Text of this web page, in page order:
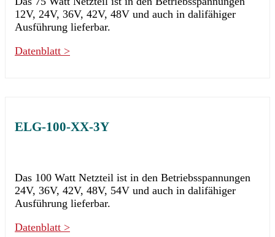
12V, 24V, 36V, 42V, 48V und auch in dalifähiger
Ausführung lieferbar.
Datenblatt >
ELG-100-XX-3Y
Das 100 Watt Netzteil ist in den Betriebsspannungen
24V, 36V, 42V, 48V, 54V und auch in dalifähiger
Ausführung lieferbar.
Datenblatt >